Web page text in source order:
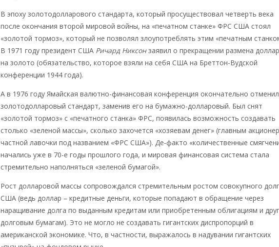
В эпоху золотодолларового стандарта, который просуществовал четверть века
после окончания второй мировой войны, на «печатном станке» ФРС США стоял
«золотой тормоз», который не позволял злоупотреблять этим «печатным
В 1971 году президент США Ричард Никсонзаявил о прекращении размена
на золото (обязательство, которое взяли на себя США на Бреттон-Вудской
конференции 1944 года).
А в 1976 году Ямайская валютно-финансовая конференция окончательно
золотодолларовый стандарт, заменив его на бумажно-долларовый. Был снят
«золотой тормоз» с «печатного станка» ФРС, появилась возможность создавать
столько «зеленой массы», сколько захочется «хозяевам денег» (главным
частной лавочки под названием «ФРС США»). Де-факто «количественные
начались уже в 70-е годы прошлого года, и мировая финансовая система стала
стремительно наполняться «зеленой бумагой».
Рост долларовой массы сопровождался стремительным ростом совокупного
США (ведь доллар – кредитные деньги, которые попадают в обращение через
наращивание долга по выданным кредитам или приобретенным облигациям и
долговым бумагам). Это не могло не создавать гигантских диспропорций в
американской экономике. Что, в частности, выражалось в надувании гигантских